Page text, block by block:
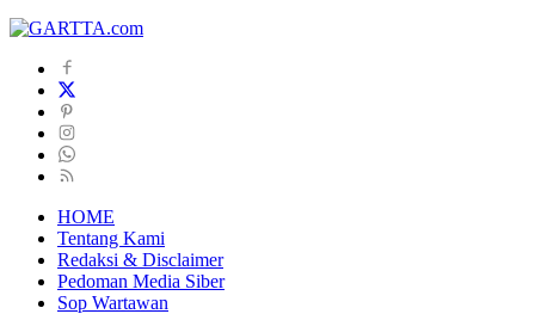
HOME
Tentang Kami
Redaksi & Disclaimer
Pedoman Media Siber
Sop Wartawan